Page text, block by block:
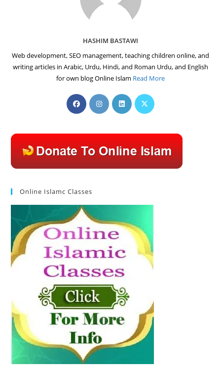
HASHIM BASTAWI
Web development, SEO management, teaching children online, and
writing articles in Arabic, Urdu, Hindi, and Roman Urdu, and English
for own blog Online Islam Read More
Opens
in
new
tab
Opens
in
new
tab
Opens
in
new
tab
Opens
new
tab
Online Islamc Classes